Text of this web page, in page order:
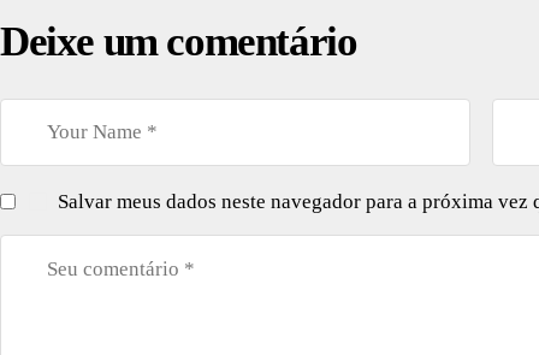
Deixe um comentário
Salvar meus dados neste navegador para a próxima vez